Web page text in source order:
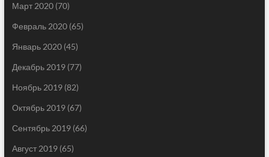
Март 2020(70)
Февраль 2020(65)
Январь 2020(45)
Декабрь 2019(77)
Ноябрь 2019(82)
Октябрь 2019(67)
Сентябрь 2019(66)
Август 2019(65)